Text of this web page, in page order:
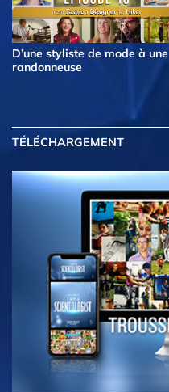
D’une styliste de mode à une
randonneuse
TÉLÉCHARGEMENT